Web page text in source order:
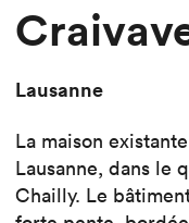
Lausanne
La maison
Lausanne, dans le
Chailly. Le